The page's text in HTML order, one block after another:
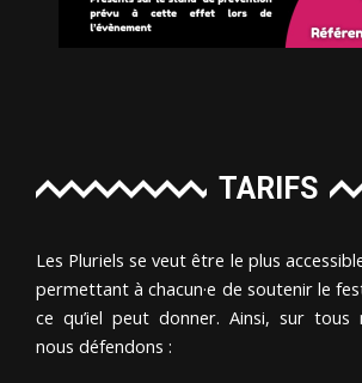
TARIFS
Les Pluriels se veut être le plus
permettant à chacun·e de soutenir le
ce qu’iel peut donner. Ainsi, sur tous
nous défendons :